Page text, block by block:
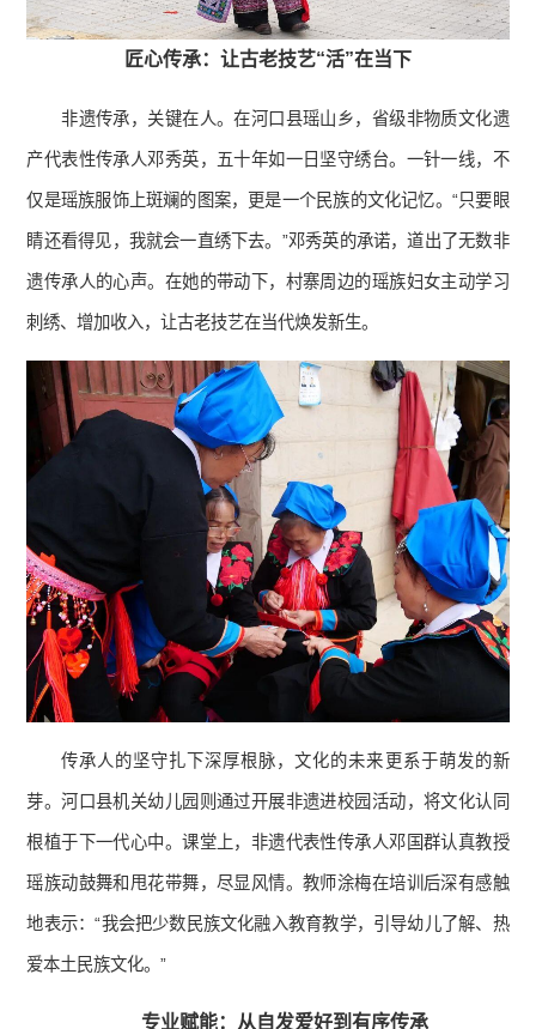
匠心传承：让古老技艺“活”在当下
非遗传承，关键在人。在河口县瑶山乡，省级非物质文化遗
产代表性传承人邓秀英，五十年如一日坚守绣台。一针一线，不
仅是瑶族服饰上斑斓的图案，更是一个民族的文化记忆。“只要眼
睛还看得见，我就会一直绣下去。”邓秀英的承诺，道出了无数非
遗传承人的心声。在她的带动下，村寨周边的瑶族妇女主动学习
刺绣、增加收入，让古老技艺在当代焕发新生。
传承人的坚守扎下深厚根脉，文化的未来更系于萌发的新
芽。河口县机关幼儿园则通过开展非遗进校园活动，将文化认同
根植于下一代心中。课堂上，非遗代表性传承人邓国群认真教授
瑶族动鼓舞和甩花带舞，尽显风情。教师涂梅在培训后深有感触
地表示：“我会把少数民族文化融入教育教学，引导幼儿了解、热
爱本土民族文化。”
专业赋能：从自发爱好到有序传承